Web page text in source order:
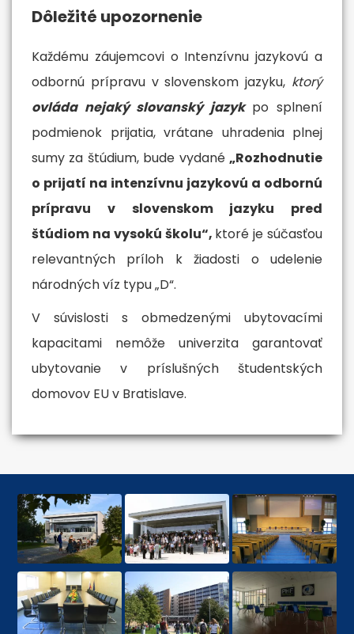
Dôležité upozornenie
Každému záujemcovi o Intenzívnu jazykovú a
odbornú prípravu v slovenskom jazyku, ktorý
ovláda nejaký slovanský jazykpo splnení
podmienok prijatia, vrátane uhradenia plnej
sumy za štúdium, bude vydané „Rozhodnutie
o prijatí na intenzívnu jazykovú a odbornú
prípravu v slovenskom jazyku pred
štúdiom na vysokú školu“, ktoré je súčasťou
relevantných príloh k žiadosti o udelenie
národných víz typu „D“.
V súvislosti s obmedzenými ubytovacími
kapacitami nemôže univerzita garantovať
ubytovanie v príslušných študentských
domovov EU v Bratislave.